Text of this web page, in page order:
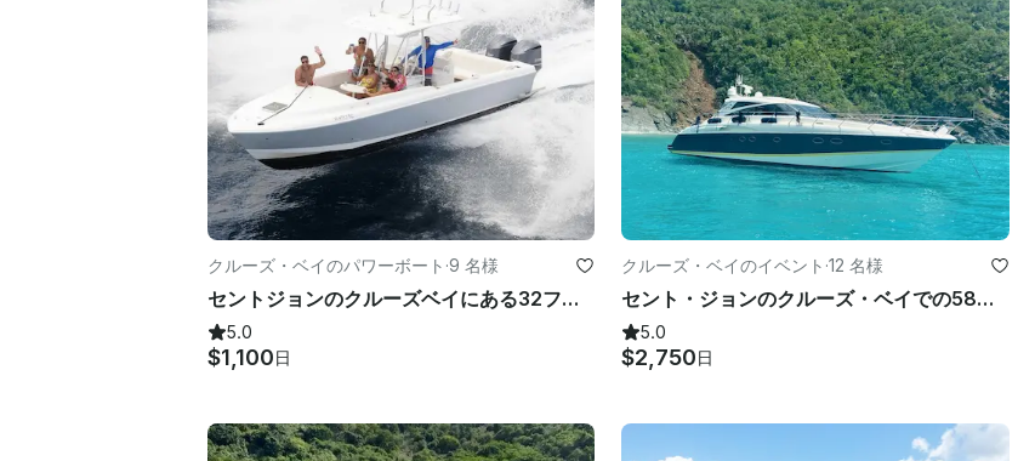
クルーズ・ベイのパワーボート ·9 名様
セントジョンのクルーズベイにある32フィートのイントレピッドセンターコンソールをチャーターしよう
5.0
$1,100日
クルーズ・ベイのイベント ·12 名様
セント・ジョンのクルーズ・ベイでの58フィートのヨット・デイ・チャーター
5.0
$2,750日